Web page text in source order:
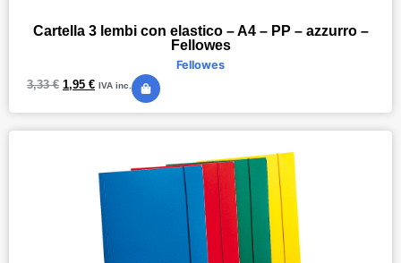
Cartella 3 lembi con elastico – A4 – PP – azzurro –
Fellowes
Fellowes
3,33€ 1,95 € IVA inc.